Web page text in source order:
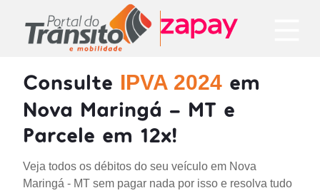
Consulte IPVA 2024 em
Nova Maringá - MT e
Parcele em 12x!
Veja todos os débitos do seu veículo em Nova
Maringá - MT sem pagar nada por isso e resolva tudo